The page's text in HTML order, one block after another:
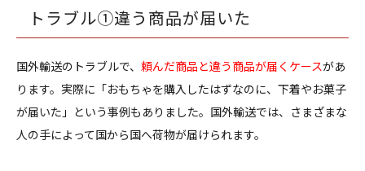
トラブル①違う商品が届いた
国外輸送のトラブルで、 頼んだ商品と違う商品が届くケースがあ
ります。実際に「おもちゃを購入したはずなのに、下着やお菓子
が届いた」という事例もありました。国外輸送では、さまざまな
人の手によって国から国へ荷物が届けられます。